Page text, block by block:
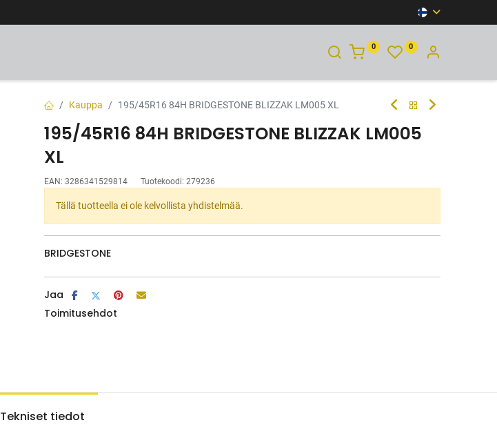
0 0
Kauppa 195/45R16 84H BRIDGESTONE BLIZZAK LM005 XL
195/45R16 84H BRIDGESTONE BLIZZAK LM005
XL
EAN: 3286341529814 Tuotekoodi: 279236
Tällä tuotteella ei ole kelvollista yhdistelmää.
BRIDGESTONE
Jaa
Toimitusehdot
Tekniset tiedot